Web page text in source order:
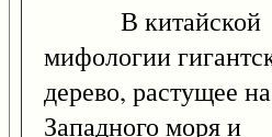
В китайской
мифологии
дерево, растущее
Западного моря и